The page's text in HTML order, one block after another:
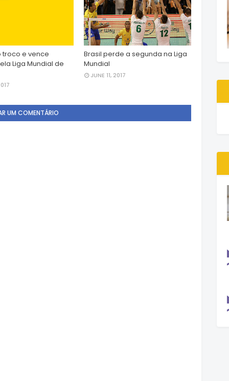
troco e vence
Liga Mundial de
Brasil perde a segunda na Liga
Mundial
JUNE 11, 2017
UM COMENTÁRIO